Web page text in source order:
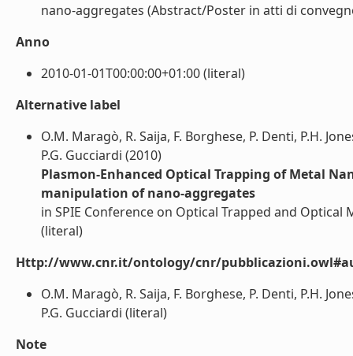
nano-aggregates (Abstract/Poster in atti di
Anno
2010-01-01T00:00:00+01:00 (literal)
Alternative label
O.M. Maragò, R. Saija, F. Borghese, P. Denti, P.H.
P.G. Gucciardi (2010)
Plasmon-Enhanced Optical Trapping of Metal
manipulation of nano-aggregates
in SPIE Conference on Optical Trapped and
(literal)
Http://www.cnr.it/ontology/cnr/
O.M. Maragò, R. Saija, F. Borghese, P. Denti, P.H.
P.G. Gucciardi (literal)
Note